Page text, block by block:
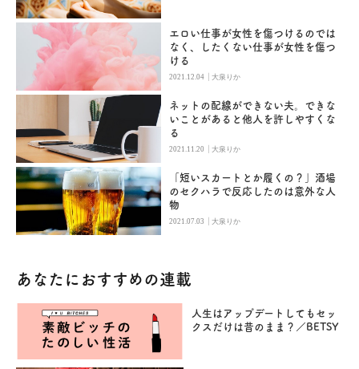
エロい仕事が女性を傷つけるのでは
なく、したくない仕事が女性を傷つ
ける
2021.12.04 |大泉りか
ネットの配線ができない夫。できな
いことがあると他人を許しやすくな
る
2021.11.20 |大泉りか
「短いスカートとか履くの？」酒場
のセクハラで反応したのは意外な人
物
2021.07.03 |大泉りか
あなたにおすすめの連載
人生はアップデートしてもセッ
クスだけは昔のまま？／BETSY